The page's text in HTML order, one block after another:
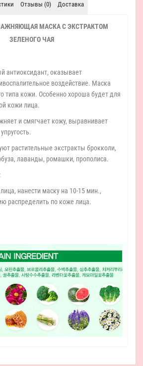
Отзывы (0) Доставка
МАСКА С ЭКСТРАКТОМ
ЗЕЛЕНОГО ЧАЯ
антиоксидант, оказывает
воздействие. Маска
типа кожи. Особенно хороша будет для
кожи лица.
и смягчает кожу, выравнивает
растительные экстракты брокколи,
лаванды, ромашки, прополиса.
нанести маску на 10-15 мин.,
распределить по коже лица.